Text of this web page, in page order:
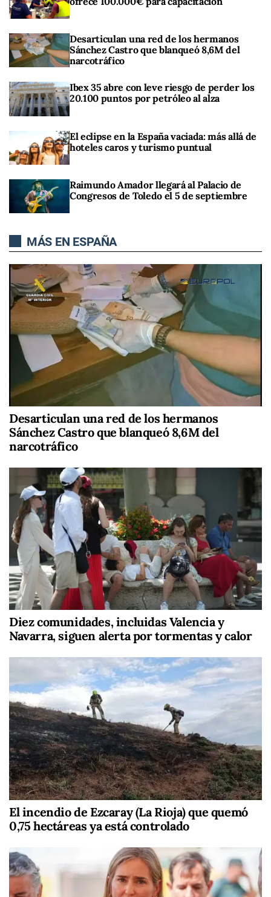
Desarticulan una red de los hermanos
Sánchez Castro que blanqueó 8,6M del
narcotráfico
Ibex 35 abre con leve riesgo de perder los
20.100 puntos por petróleo al alza
El eclipse en la España vaciada: más allá de
hoteles caros y turismo puntual
Raimundo Amador llegará al Palacio de
Congresos de Toledo el 5 de septiembre
MÁS EN ESPAÑA
Desarticulan una red de los hermanos
Sánchez Castro que blanqueó 8,6M del
narcotráfico
Diez comunidades, incluidas Valencia y
Navarra, siguen alerta por tormentas y calor
El incendio de Ezcaray (La Rioja) que quemó
0,75 hectáreas ya está controlado